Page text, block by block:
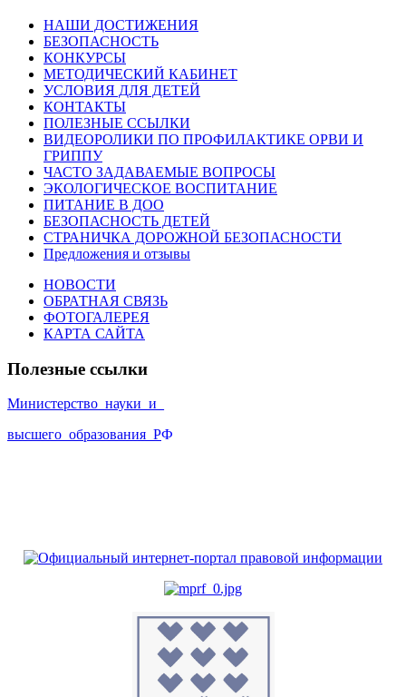
НАШИ ДОСТИЖЕНИЯ
БЕЗОПАСНОСТЬ
КОНКУРСЫ
МЕТОДИЧЕСКИЙ КАБИНЕТ
УСЛОВИЯ ДЛЯ ДЕТЕЙ
КОНТАКТЫ
ПОЛЕЗНЫЕ ССЫЛКИ
ВИДЕОРОЛИКИ ПО ПРОФИЛАКТИКЕ ОРВИ И
ГРИППУ
ЧАСТО ЗАДАВАЕМЫЕ ВОПРОСЫ
ЭКОЛОГИЧЕСКОЕ ВОСПИТАНИЕ
ПИТАНИЕ В ДОО
БЕЗОПАСНОСТЬ ДЕТЕЙ
СТРАНИЧКА ДОРОЖНОЙ БЕЗОПАСНОСТИ
Предложения и отзывы
НОВОСТИ
ОБРАТНАЯ СВЯЗЬ
ФОТОГАЛЕРЕЯ
КАРТА САЙТА
Полезные ссылки
Министерство_науки_и_
высшего_образования_РФ